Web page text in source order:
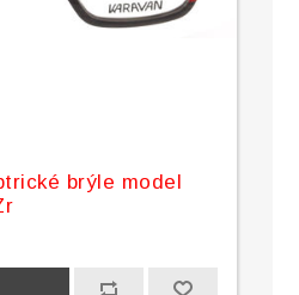
brýle model